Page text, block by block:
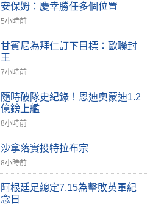
安保姆：慶幸勝任多個位置
5小時前
甘賓尼為拜仁訂下目標：歐聯封
王
7小時前
隨時破隊史紀錄！恩迪奧蒙迪1.2
億鎊上艦
8小時前
沙拿落實投特拉布宗
8小時前
阿根廷足總定7.15為擊敗英軍紀
念日